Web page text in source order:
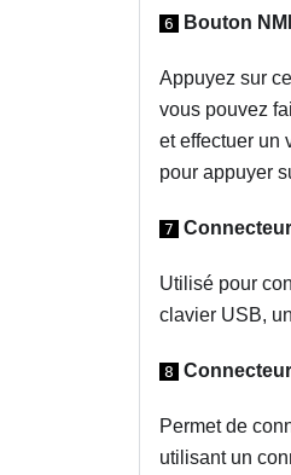
6 Bouton NMI
Appuyez sur
vous pouvez
et effectuer un
pour appuyer
7
Utilisé pour
clavier USB,
8
Permet de
utilisant un